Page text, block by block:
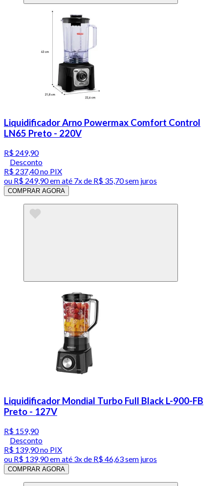
Liquidificador Arno Powermax Comfort Control
LN65 Preto - 220V
R$ 249,90
Desconto
R$ 237,40no PIX
ou R$ 249,90em até 7x de R$ 35,70 sem juros
COMPRAR AGORA
Liquidificador Mondial Turbo Full Black L-900-FB
Preto - 127V
R$ 159,90
Desconto
R$ 139,90no PIX
ou R$ 139,90em até 3x de R$ 46,63 sem juros
COMPRAR AGORA